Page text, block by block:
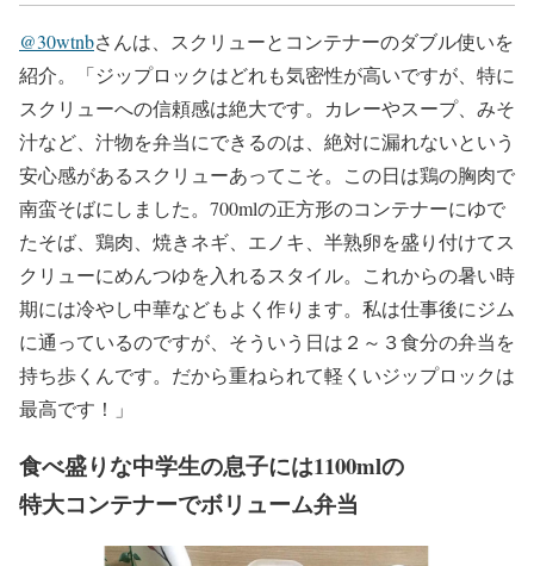
@30wtnbさんは、スクリューとコンテナーのダブル使いを
紹介。「ジップロックはどれも気密性が高いですが、特に
スクリューへの信頼感は絶大です。カレーやスープ、みそ
汁など、汁物を弁当にできるのは、絶対に漏れないという
安心感があるスクリューあってこそ。この日は鶏の胸肉で
南蛮そばにしました。700mlの正方形のコンテナーにゆで
たそば、鶏肉、焼きネギ、エノキ、半熟卵を盛り付けてス
クリューにめんつゆを入れるスタイル。これからの暑い時
期には冷やし中華などもよく作ります。私は仕事後にジム
に通っているのですが、そういう日は２～３食分の弁当を
持ち歩くんです。だから重ねられて軽くいジップロックは
最高です！」
食べ盛りな中学生の息子には1100mlの
特大コンテナーでボリューム弁当